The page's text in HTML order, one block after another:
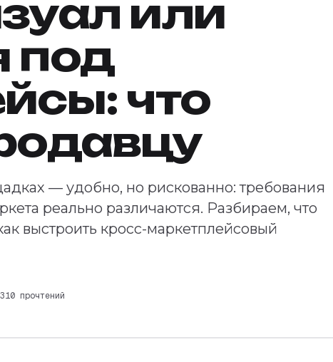
или
под
что
— удобно, но рискованно: требования
реально различаются. Разбираем, что
выстроить кросс-маркетплейсовый
310 прочтений